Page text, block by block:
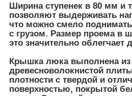
Ширина ступенек в 80 мм и
позволяют выдерживать
что можно смело
с грузом. Размер проема в
это значительно облегчает
Крышка люка выполнена из
древесноволокнистой
плотности с твердой и
поверхностью, покрытой